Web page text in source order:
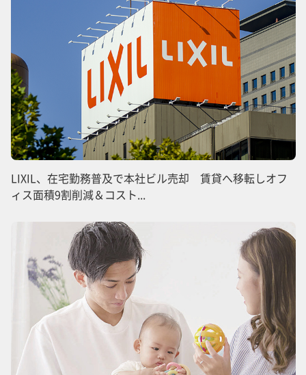
LIXIL、在宅勤務普及で本社ビル売却 賃貸へ移転しオフ
ィス面積9割削減＆コスト...